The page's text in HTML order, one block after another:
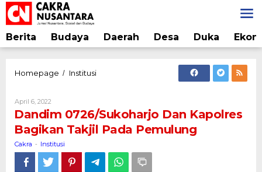
Lewati
ke
konten
Berita Budaya Daerah Desa Duka
Homepage / InstitusiDandim
Kapolres
Bagikan
Takjil
Pemulung
April 6, 2022
Cakra
Dandim 0726/Sukoharjo Dan Kapolres
Bagikan Takjil Pada Pemulung
Cakra - Institusi